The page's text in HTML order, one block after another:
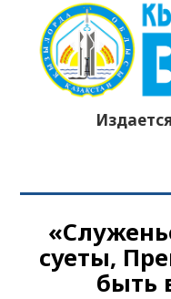
суеты,
быть